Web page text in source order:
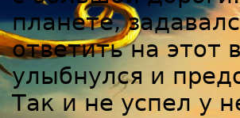
планете,
ответить на этот
улыбнулся и
Так и не успел у